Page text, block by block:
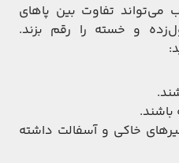
می‌تواند تفاوت بین پاهای
و خسته را رقم بزند.
باشند.
خاکی و آسفالت داشته